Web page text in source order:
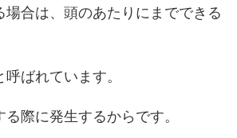
場合は、頭のあたりにまでできる
ばれています。
際に発生するからです。